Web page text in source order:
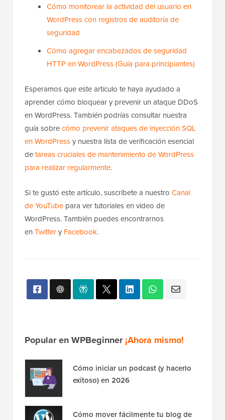
Cómo monitorear la actividad del usuario en
WordPress con registros de auditoría de
seguridad
Cómo agregar encabezados de seguridad
HTTP en WordPress (Guía para principiantes)
Esperamos que este artículo te haya ayudado a
aprender cómo bloquear y prevenir un ataque DDoS
en WordPress. También podrías consultar nuestra
guía sobrecómo prevenir ataques de inyección SQL
en WordPressy nuestra lista de verificación esencial
detareas cruciales de mantenimiento de WordPress
para realizar regularmente.
Si te gustó este artículo, suscríbete a nuestro Canal
de YouTube para ver tutoriales en video de
WordPress. También puedes encontrarnos
en Twittery Facebook.
Popular en WPBeginner¡Ahora mismo!
Cómo iniciar un podcast (y hacerlo
exitoso) en 2026
Cómo mover fácilmente tu blog de